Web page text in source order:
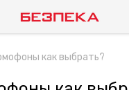
как выбрать?